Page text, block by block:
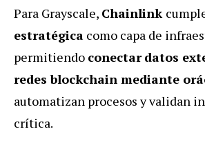
Para Grayscale, Chainlink
estratégica como capa de
permitiendo conectar datos
redes blockchain mediante
automatizan procesos y validan
crítica.